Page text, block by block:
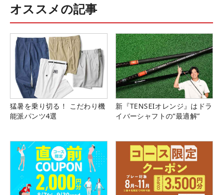
オススメの記事
猛暑を乗り切る！ こだわり機
能派パンツ4選
新『TENSEIオレンジ』はドラ
イバーシャフトの“最適解”